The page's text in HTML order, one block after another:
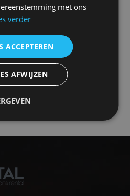
met ons
verder
ACCEPTEREN
AFWIJZEN